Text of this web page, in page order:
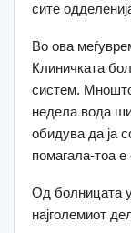
сите
Во ова
Клиничката
систем.
недела вода
обидува да ја
помагала-тоа
Од болницата
најголемиот